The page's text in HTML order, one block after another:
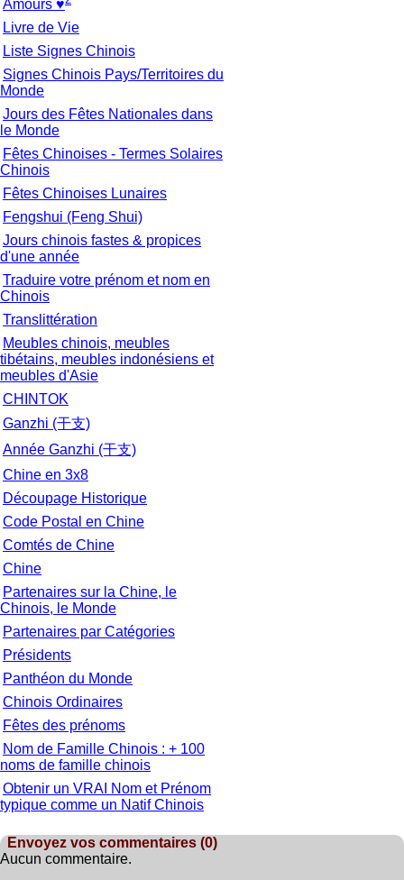
Amours ♥
Livre de Vie
Liste Signes Chinois
Signes Chinois Pays/Territoires du
Monde
Jours des Fêtes Nationales dans
le Monde
Fêtes Chinoises - Termes Solaires
Chinois
Fêtes Chinoises Lunaires
Fengshui (Feng Shui)
Jours chinois fastes & propices
d'une année
Traduire votre prénom et nom en
Chinois
Translittération
Meubles chinois, meubles
tibétains, meubles indonésiens et
meubles d'Asie
CHINTOK
Ganzhi (干支)
Année Ganzhi (干支)
Chine en 3x8
Découpage Historique
Code Postal en Chine
Comtés de Chine
Chine
Partenaires sur la Chine, le
Chinois, le Monde
Partenaires par Catégories
Présidents
Panthéon du Monde
Chinois Ordinaires
Fêtes des prénoms
Nom de Famille Chinois : + 100
noms de famille chinois
Obtenir un VRAI Nom et Prénom
typique comme un Natif Chinois
Envoyez vos commentaires (0)
Aucun commentaire.